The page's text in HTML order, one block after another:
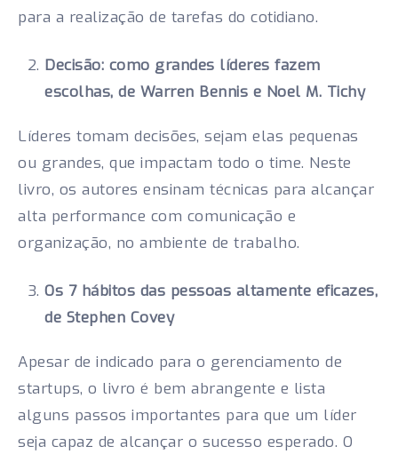
para a realização de tarefas do cotidiano.
Decisão: como grandes líderes fazem
escolhas, de Warren Bennis e Noel M. Tichy
Líderes tomam decisões, sejam elas pequenas
ou grandes, que impactam todo o time. Neste
livro, os autores ensinam técnicas para alcançar
alta performance com comunicação e
organização, no ambiente de trabalho.
Os 7 hábitos das pessoas altamente eficazes,
de Stephen Covey
Apesar de indicado para o gerenciamento de
startups, o livro é bem abrangente e lista
alguns passos importantes para que um líder
seja capaz de alcançar o sucesso esperado. O